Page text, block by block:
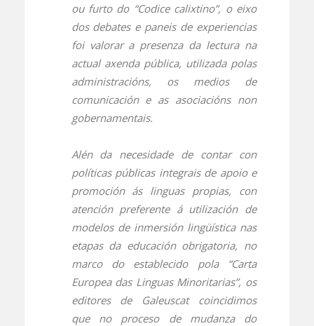
ou furto do “Codice calixtino”, o eixo
dos debates e paneis de experiencias
foi valorar a presenza da lectura na
actual axenda pública, utilizada polas
administracións, os medios de
comunicación e as asociacións non
gobernamentais.
Alén da necesidade de contar con
políticas públicas integrais de apoio e
promoción ás linguas propias, con
atención preferente á utilización de
modelos de inmersión lingüística nas
etapas da educación obrigatoria, no
marco do establecido pola “Carta
Europea das Linguas Minoritarias”, os
editores de Galeuscat coincidimos
que no proceso de mudanza do